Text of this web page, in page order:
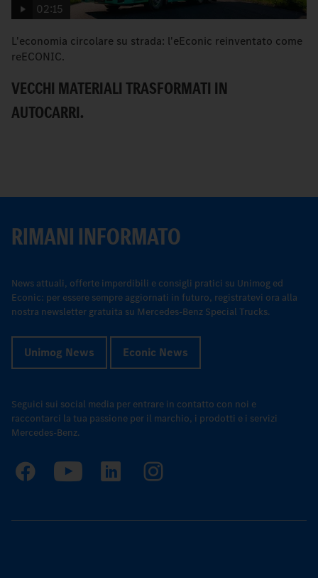
02:15
L'economia circolare su strada: l'eEconic reinventato come
reECONIC.
VECCHI MATERIALI TRASFORMATI IN
AUTOCARRI.
RIMANI INFORMATO
News attuali, offerte imperdibili e consigli pratici su Unimog ed
Econic: per essere sempre aggiornati in futuro, registratevi ora alla
nostra newsletter gratuita su Mercedes-Benz Special Trucks.
Unimog News Econic News
Seguici sui social media per entrare in contatto con noi e
raccontarci la tua passione per il marchio, i prodotti e i servizi
Mercedes-Benz.